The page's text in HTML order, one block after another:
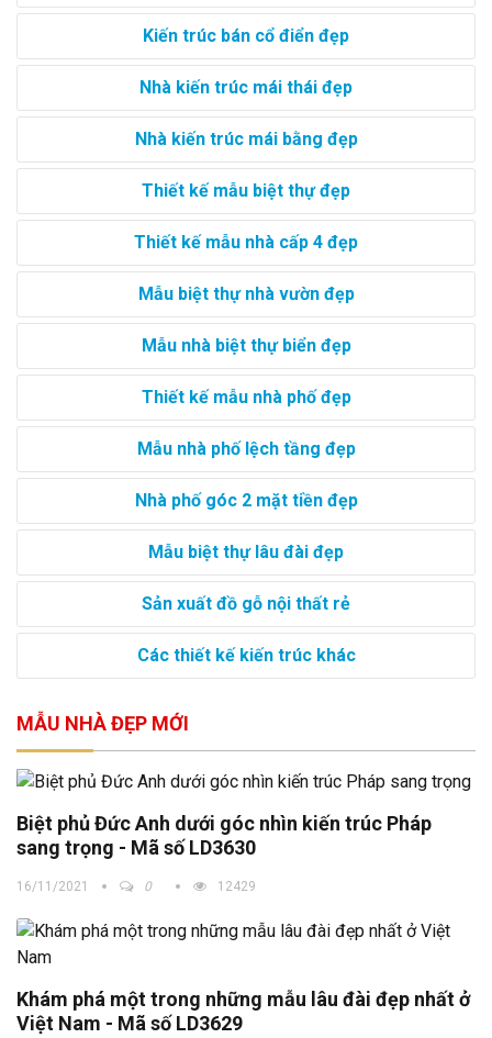
Kiến trúc bán cổ điển đẹp
Nhà kiến trúc mái thái đẹp
Nhà kiến trúc mái bằng đẹp
Thiết kế mẫu biệt thự đẹp
Thiết kế mẫu nhà cấp 4 đẹp
Mẫu biệt thự nhà vườn đẹp
Mẫu nhà biệt thự biển đẹp
Thiết kế mẫu nhà phố đẹp
Mẫu nhà phố lệch tầng đẹp
Nhà phố góc 2 mặt tiền đẹp
Mẫu biệt thự lâu đài đẹp
Sản xuất đồ gỗ nội thất rẻ
Các thiết kế kiến trúc khác
MẪU NHÀ ĐẸP MỚI
Biệt phủ Đức Anh dưới góc nhìn kiến trúc Pháp
sang trọng - Mã số LD3630
16/11/2021 0 12429
Khám phá một trong những mẫu lâu đài đẹp nhất ở
Việt Nam - Mã số LD3629